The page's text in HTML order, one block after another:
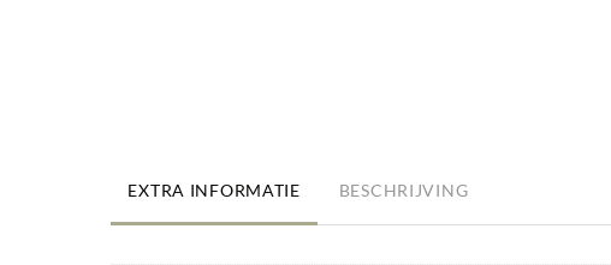
EXTRA INFORMATIE BESCHRIJVING